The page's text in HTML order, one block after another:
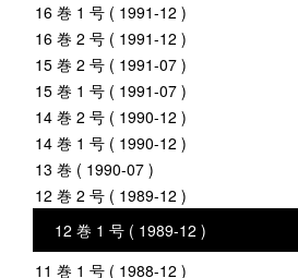
16 巻 1 号 ( 1991-12 )
16 巻 2 号 ( 1991-12 )
15 巻 2 号 ( 1991-07 )
15 巻 1 号 ( 1991-07 )
14 巻 2 号 ( 1990-12 )
14 巻 1 号 ( 1990-12 )
13 巻 ( 1990-07 )
12 巻 2 号 ( 1989-12 )
12 巻 1 号 ( 1989-12 )
11 巻 1 号 ( 1988-12 )